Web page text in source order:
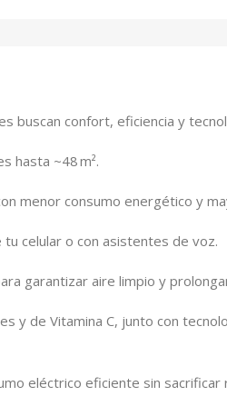
buscan confort, eficiencia y
hasta ~48 m².
menor consumo energético y
celular o con asistentes de voz.
garantizar aire limpio y
y de Vitamina C, junto con
eléctrico eficiente sin sacrificar